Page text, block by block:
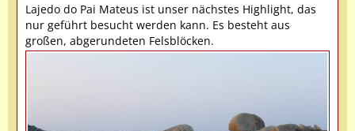
Lajedo do Pai Mateus ist unser nächstes Highlight, das
nur geführt besucht werden kann. Es besteht aus
großen, abgerundeten Felsblöcken.